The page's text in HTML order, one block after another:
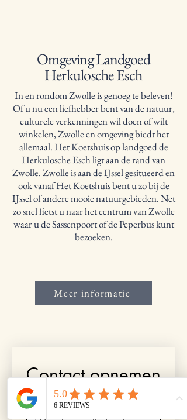
Omgeving Landgoed
HerkuloscheEsch
In en rondom Zwolle is genoeg te beleven!
Of u nu een liefhebber bent van de natuur,
culturele verkenningen wil doen of wilt
winkelen, Zwolle en omgeving biedt het
allemaal. Het Koetshuis op landgoed de
Herkulosche Esch ligt aan de rand van
Zwolle. Zwolle is aan de IJssel gesitueerd en
ook vanaf Het Koetshuis bent u zo bij de
IJssel of andere mooie natuurgebieden. Net
zo snel fietst u naar het centrum van Zwolle
waar u de Sassenpoort of de Peperbus kunt
bezoeken.
Meer informatie
Contact opnemen